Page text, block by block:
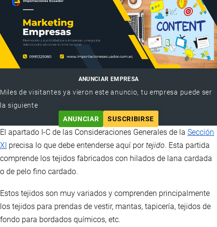
ANUNCIAR EMPRESA
Miles de visitantes ya vieron este anuncio, tu empresa puede ser
la siguiente
ANUNCIAR
SUSCRIBIRSE
El apartado I-C de las Consideraciones Generales de la Sección
XI precisa lo que debe entenderse aquí portejido. Esta partida
comprende los tejidos fabricados con hilados de lana cardada
o de pelo fino cardado.
Estos tejidos son muy variados y comprenden principalmente
los tejidos para prendas de vestir, mantas, tapicería, tejidos de
fondo para bordados químicos, etc.